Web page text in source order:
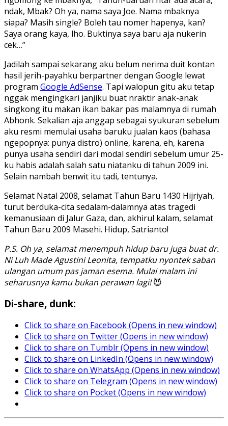
ndak, Mbak? Oh ya, nama saya Joe. Nama mbaknya
siapa? Masih single? Boleh tau nomer hapenya, kan?
Saya orang kaya, lho. Buktinya saya baru aja nukerin
cek…”
Jadilah sampai sekarang aku belum nerima duit kontan
hasil jerih-payahku berpartner dengan Google lewat
program Google AdSense. Tapi walopun gitu aku tetap
nggak mengingkari janjiku buat nraktir anak-anak
singkong itu makan ikan bakar pas malamnya di rumah
Abhonk. Sekalian aja anggap sebagai syukuran sebelum
aku resmi memulai usaha baruku jualan kaos (bahasa
ngepopnya: punya distro) online, karena, eh, karena
punya usaha sendiri dari modal sendiri sebelum umur 25-
ku habis adalah salah satu niatanku di tahun 2009 ini.
Selain nambah benwit itu tadi, tentunya.
Selamat Natal 2008, selamat Tahun Baru 1430 Hijriyah,
turut berduka-cita sedalam-dalamnya atas tragedi
kemanusiaan di Jalur Gaza, dan, akhirul kalam, selamat
Tahun Baru 2009 Masehi. Hidup, Satrianto!
P.S. Oh ya, selamat menempuh hidup baru juga buat dr.
Ni Luh Made Agustini Leonita, tempatku nyontek saban
ulangan umum pas jaman esema. Mulai malam ini
seharusnya kamu bukan perawan lagi!😈
Di-share, dunk:
Click to share on Facebook (Opens in new window)
Click to share on Twitter (Opens in new window)
Click to share on Tumblr (Opens in new window)
Click to share on LinkedIn (Opens in new window)
Click to share on WhatsApp (Opens in new window)
Click to share on Telegram (Opens in new window)
Click to share on Pocket (Opens in new window)